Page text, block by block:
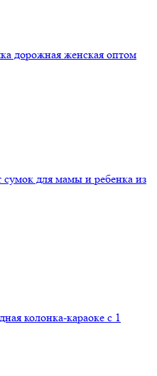
дорожная женская оптом
сумок для мамы и ребенка из
колонка-караоке с 1